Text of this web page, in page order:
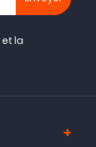
et la